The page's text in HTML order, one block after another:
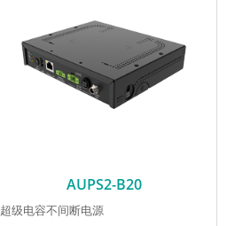
AUPS2-B20
超级电容不间断电源